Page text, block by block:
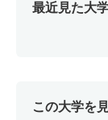
最近見た大
この大学を